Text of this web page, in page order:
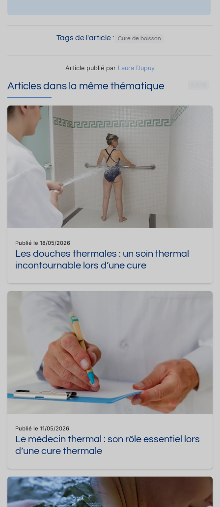
Tags de l'article : Cure de boisson
Article publié par Laura Dupuy
Articles dans la même thématique
Publié le 18/05/2026
Les douches thermales : un soin thermal
incontournable lors d’une cure
Publié le 11/05/2026
Le médecin thermal : son rôle essentiel lors
d’une cure thermale